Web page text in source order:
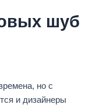
шуб
но с
и дизайнеры